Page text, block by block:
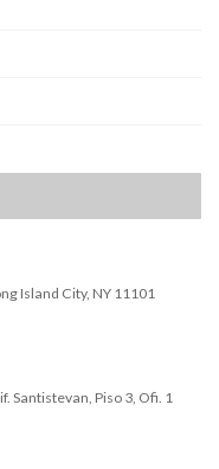
Island City, NY 11101
Santistevan, Piso 3, Ofi. 1